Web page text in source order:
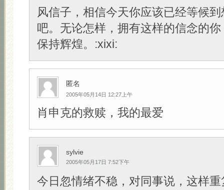
风信子，相信今天你应该已经等候
吧。无论怎样，拥有这样的信念的
保持辉煌。:xixi:
匿名
2005年05月14日 12:27上午
肖申克的救赎，我的最爱
sylvie
2005年05月17日 7:52下午
今日忽情绪不稳，对同事说，这样